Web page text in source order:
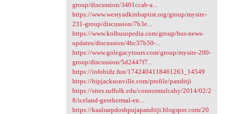
group/discussion/3401ccab-a...
https://www.westyadkinbaptist.org/group/mysite-
231-group/discussion/7b3e...
https://www.kolbusopedia.com/group/bus-news-
updates/discussion/4bc37b50-...
https://www.golegacytours.com/group/mysite-200-
group/discussion/5d2447f7...
https://infobidz.fun/1742404118461263_14549
https://bipjacksonville.com/profile/panditji
https://sites.suffolk.edu/connormulcahy/2014/02/2
8/iceland-geothermal-en...
https://kaalsarpdoshpujapanditji.blogspot.com/20